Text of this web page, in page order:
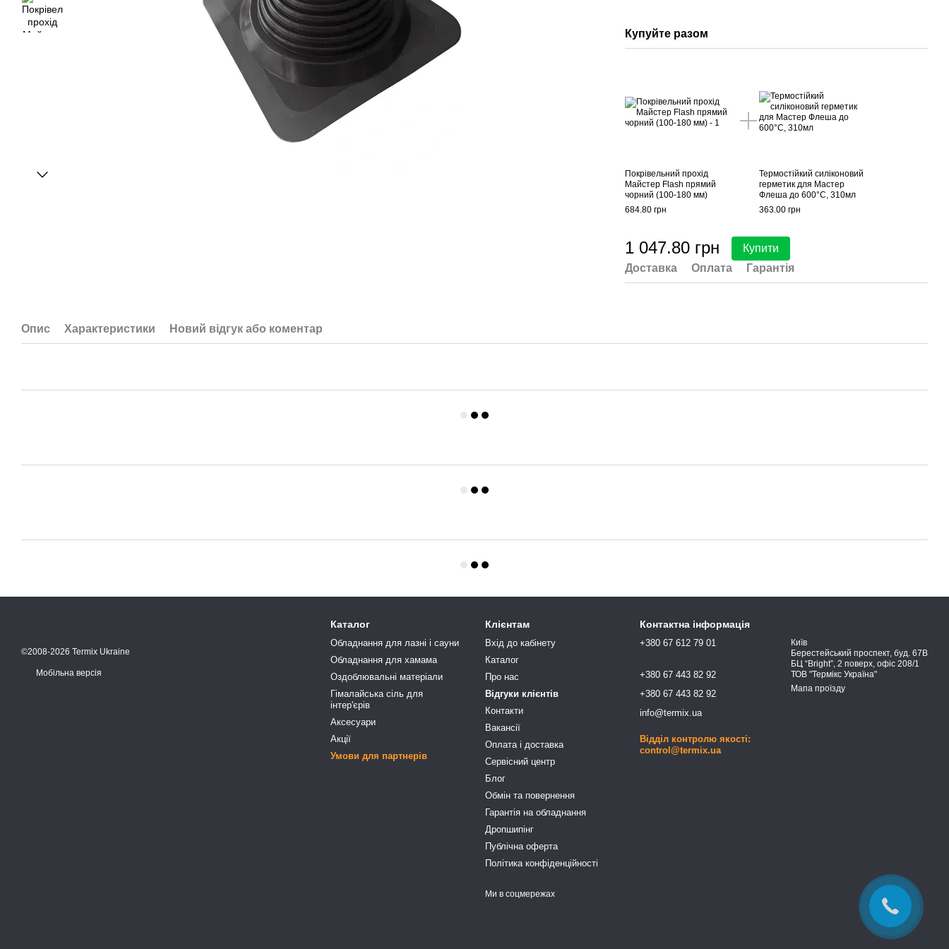
Купуйте разом
Покрівельний прохід
Майстер Flash прямий
чорний (100-180 мм)
684.80 грн
Термостійкий силіконовий
герметик для Мастер
Флеша до 600°С, 310мл
363.00 грн
1 047.80 грн
Купити
Доставка
Оплата Гарантія
Опис Характеристики Новий відгук або коментар
©2008-2026 Termix Ukraine
Мобільна версія
Каталог
Обладнання для лазні і сауни
Обладнання для хамама
Оздоблювальні матеріали
Гімалайська сіль для
інтер'єрів
Аксесуари
Акції
Умови для партнерів
Клієнтам
Вхід до кабінету
Каталог
Про нас
Відгуки клієнтів
Контакти
Вакансії
Оплата і доставка
Сервісний центр
Блог
Обмін та повернення
Гарантія на обладнання
Дропшипінг
Публічна оферта
Політика конфіденційності
Ми в соцмережах
Контактна інформація
+380 67 612 79 01
+380 67 443 82 92
+380 67 443 82 92
info@termix.ua
Відділ контролю якості:
control@termix.ua
Київ
Берестейський проспект, буд. 67В
БЦ “Bright”, 2 поверх, офіс 208/1
ТОВ "Термікс Україна"
Мапа проїзду